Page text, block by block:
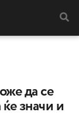
да се
значи и